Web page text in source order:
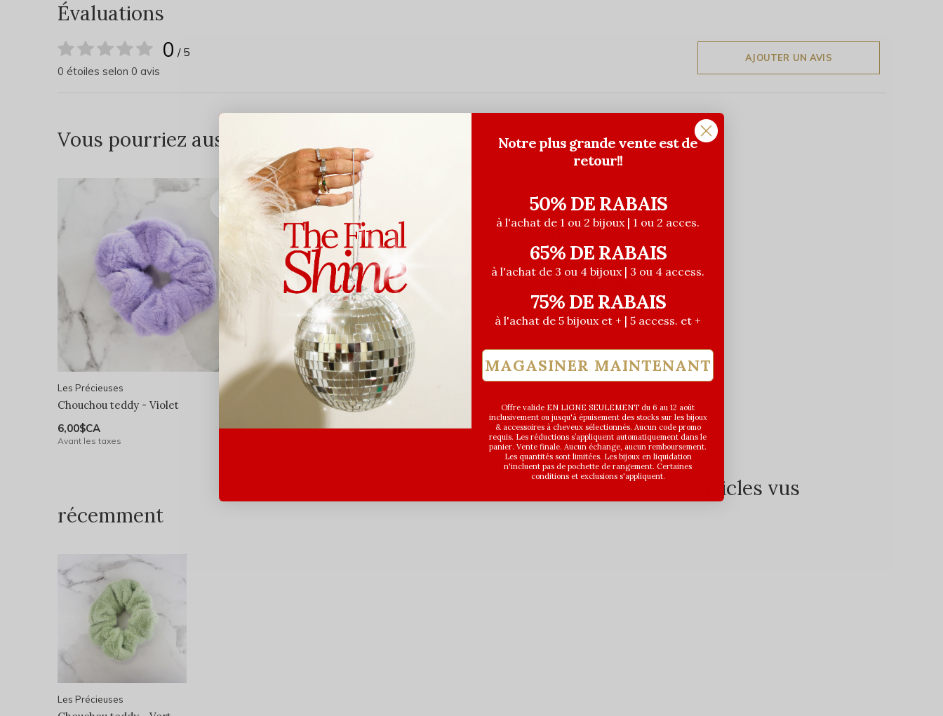
Évaluations
0 / 5
0 étoiles selon 0 avis
AJOUTER UN AVIS
Vous pourriez aussi aimer...
Les Précieuses
Chouchou teddy - Violet
6,00$CA
Avant les taxes
Les Précieuses
Chouchou teddy - Noir
6,00$CA
Chouchou teddy - Gris
6,00$CA
Avant les taxes
Articles vus
récemment
Les Précieuses
Notre plus grande vente est de
retour!!
50% DE RABAIS
à l'achat de 1 ou 2 bijoux | 1 ou 2 acces.
65% DE RABAIS
à l'achat de 3 ou 4 bijoux | 3 ou 4 access.
75% DE RABAIS
à l'achat de 5 bijoux et + | 5 access. et +
MAGASINER MAINTENANT
Offre valide EN LIGNE SEULEMENT du 6 au 12 août
inclusivement ou jusqu'à épuisement des stocks sur les bijoux
& accessoires à cheveux sélectionnés. Aucun code promo
requis. Les réductions s’appliquent automatiquement dans le
panier. Vente finale. Aucun échange, aucun remboursement.
Les quantités sont limitées. Les bijoux en liquidation
n'incluent pas de pochette de rangement. Certaines
conditions et exclusions s'appliquent.